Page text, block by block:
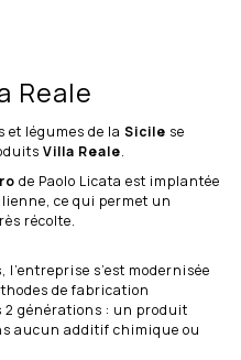
Reale
et légumes de la Sicile se
Villa Reale.
de Paolo Licata est implantée
ce qui permet un
récolte.
s’est modernisée
de fabrication
2 générations : un produit
aucun additif chimique ou